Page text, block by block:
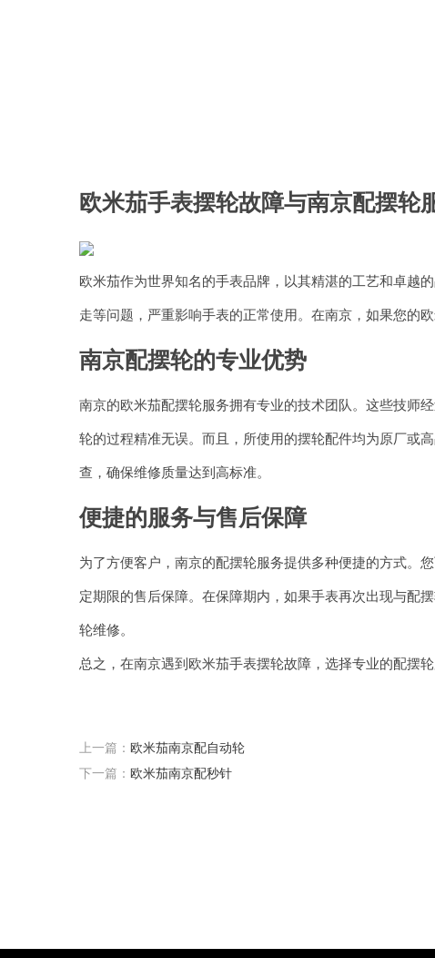
欧米茄手表摆轮故障与南京配摆轮
欧米茄作为世界知名的手表品牌，以其精湛的工艺和卓越
走等问题，严重影响手表的正常使用。在南京，如果您的
南京配摆轮的专业优势
南京的欧米茄配摆轮服务拥有专业的技术团队。这些技师
轮的过程精准无误。而且，所使用的摆轮配件均为原厂或
查，确保维修质量达到高标准。
便捷的服务与售后保障
为了方便客户，南京的配摆轮服务提供多种便捷的方式。
定期限的售后保障。在保障期内，如果手表再次出现与配
轮维修。
总之，在南京遇到欧米茄手表摆轮故障，选择专业的配摆
上一篇： 欧米茄南京配自动轮
下一篇： 欧米茄南京配秒针